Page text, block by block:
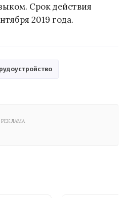
Срок действия
2019 года.
РЕКЛАМА